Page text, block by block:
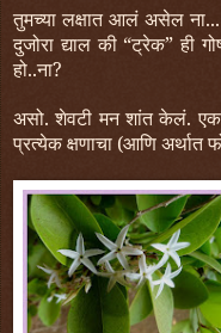
तुमच्या लक्षात आलं असेल ना...
दुजोरा द्याल की “ट्रेक” ही
हो..ना?
असो. शेवटी मन शांत केलं. एक
प्रत्येक क्षणाचा (आणि अर्थात